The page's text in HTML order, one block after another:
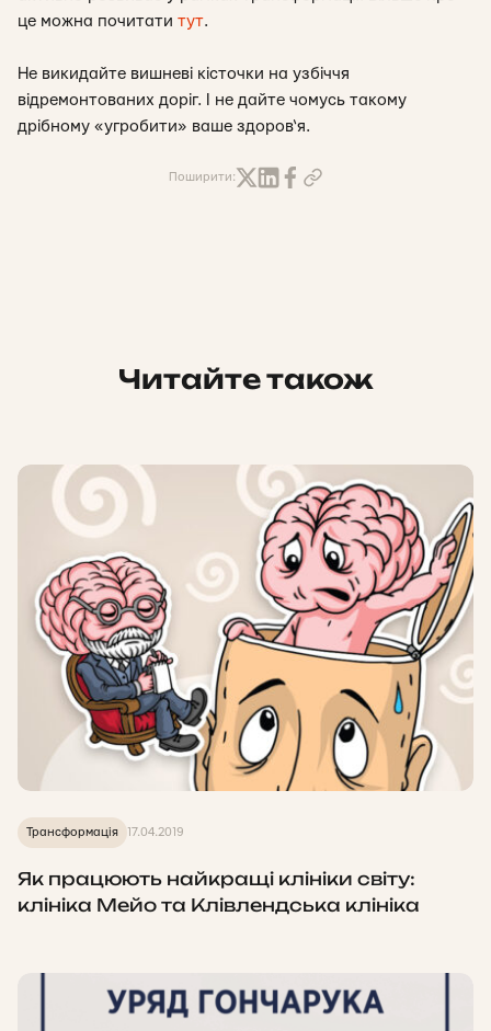
це можна почитати тут.
Не викидайте вишневі кісточки на узбіччя
відремонтованих доріг. І не дайте чомусь такому
дрібному «угробити» ваше здоров‘я.
Поширити:
Читайте також
Трансформація 17.04.2019
Як працюють найкращі клініки світу:
клініка Мейо та Клівлендська клініка